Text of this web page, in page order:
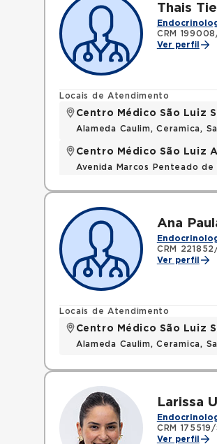
Thais
CRM
Ver perfil
Locais de Atendimento
Centro Médico São Luiz
Alameda Caulim, Ceramica,
Centro Médico São Luiz
Avenida Marcos Penteado
Ana
CRM
Ver perfil
Locais de Atendimento
Centro Médico São Luiz
Alameda Caulim, Ceramica,
Larissa
CRM 175519/
Ver perfil